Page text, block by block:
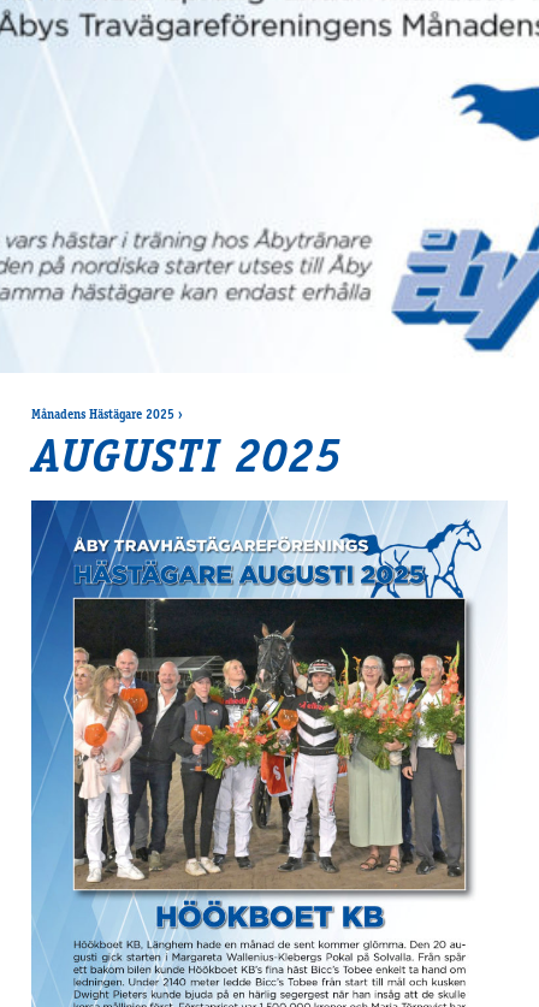
Månadens Hästägare 2025 ›
AUGUSTI 2025